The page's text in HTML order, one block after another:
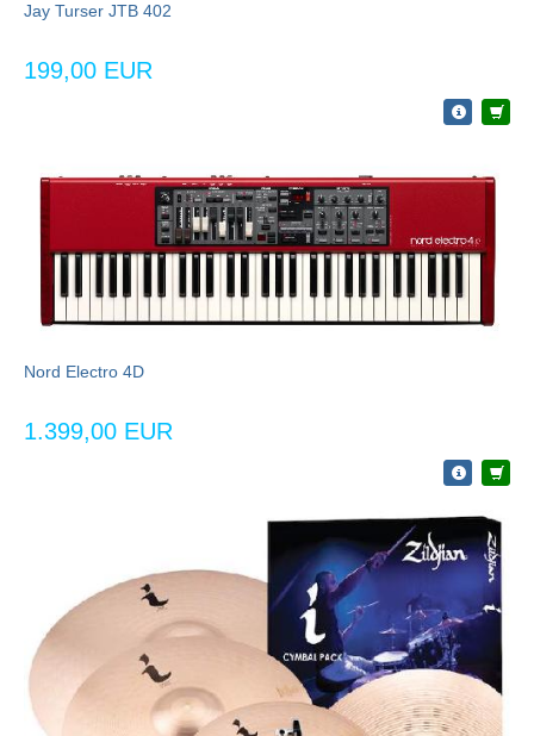
Jay Turser JTB 402
199,00 EUR
Nord Electro 4D
1.399,00 EUR